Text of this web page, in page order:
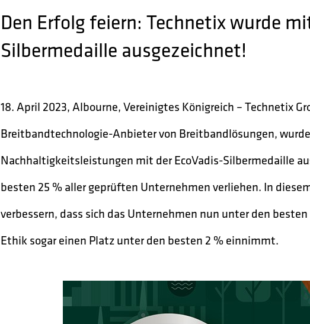
Den Erfolg feiern: Technetix wurde
Silbermedaille ausgezeichnet!
18. April 2023, Albourne, Vereinigtes Königreich – Technetix
Breitbandtechnologie-Anbieter von Breitbandlösungen,
Nachhaltigkeitsleistungen mit der EcoVadis-Silbermedaille
besten 25 % aller geprüften Unternehmen verliehen. In
verbessern, dass sich das Unternehmen nun unter den
Ethik sogar einen Platz unter den besten 2 % einnimmt.